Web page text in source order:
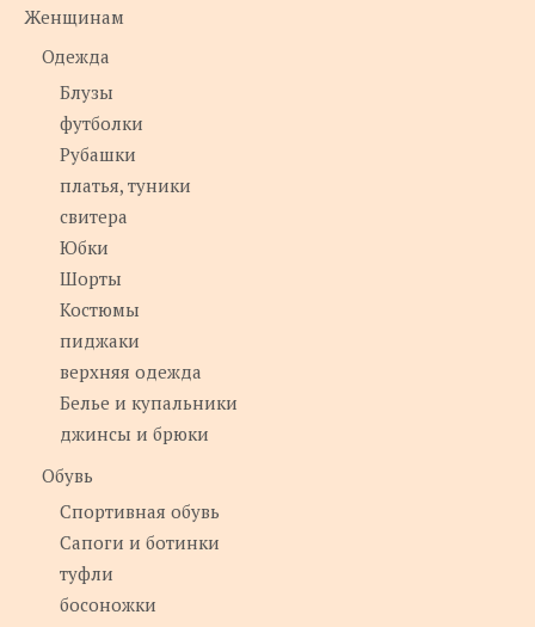
Женщинам
Одежда
Блузы
футболки
Рубашки
платья, туники
свитера
Юбки
Шорты
Костюмы
пиджаки
верхняя одежда
Белье и купальники
джинсы и брюки
Обувь
Спортивная обувь
Сапоги и ботинки
туфли
босоножки